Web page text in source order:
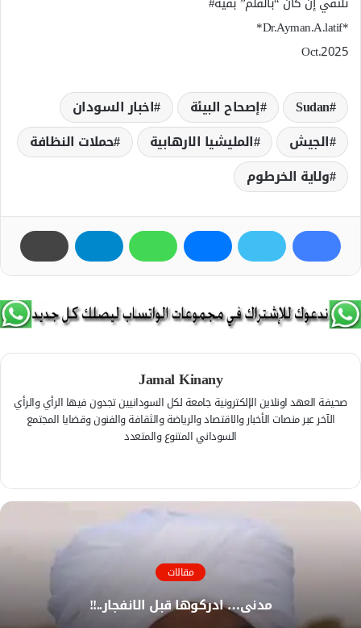
*Dr.Ayman.A.latif*
Oct.2025
Sudan إصحاح البيئة
اخبار السودان
الجيش
المليشيا الارھابية
حملات النظافة
ولاية الخرطوم
Jamal Kinany
صحيفة العهد اونلاين الإلكترونية جامعة لكل السودانيين تجدون فيها الرأي والرأي
الآخر عبر منصات الأخبار والاقتصاد والرياضة والثقافة والفنون وقضايا المجتمع
السوداني المتنوع والمتعدد
م
و
ق
ا
ل
و
س
ك
مقالات
مدني… ادركوها قبل الانفجار..!!